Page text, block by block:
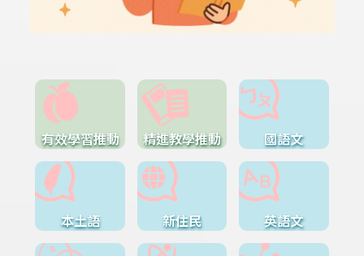
有效學習推動 精進教學推動 國語文
本土語 新住民 英語文